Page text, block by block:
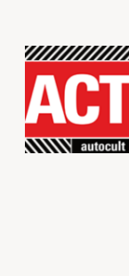
au
contenu